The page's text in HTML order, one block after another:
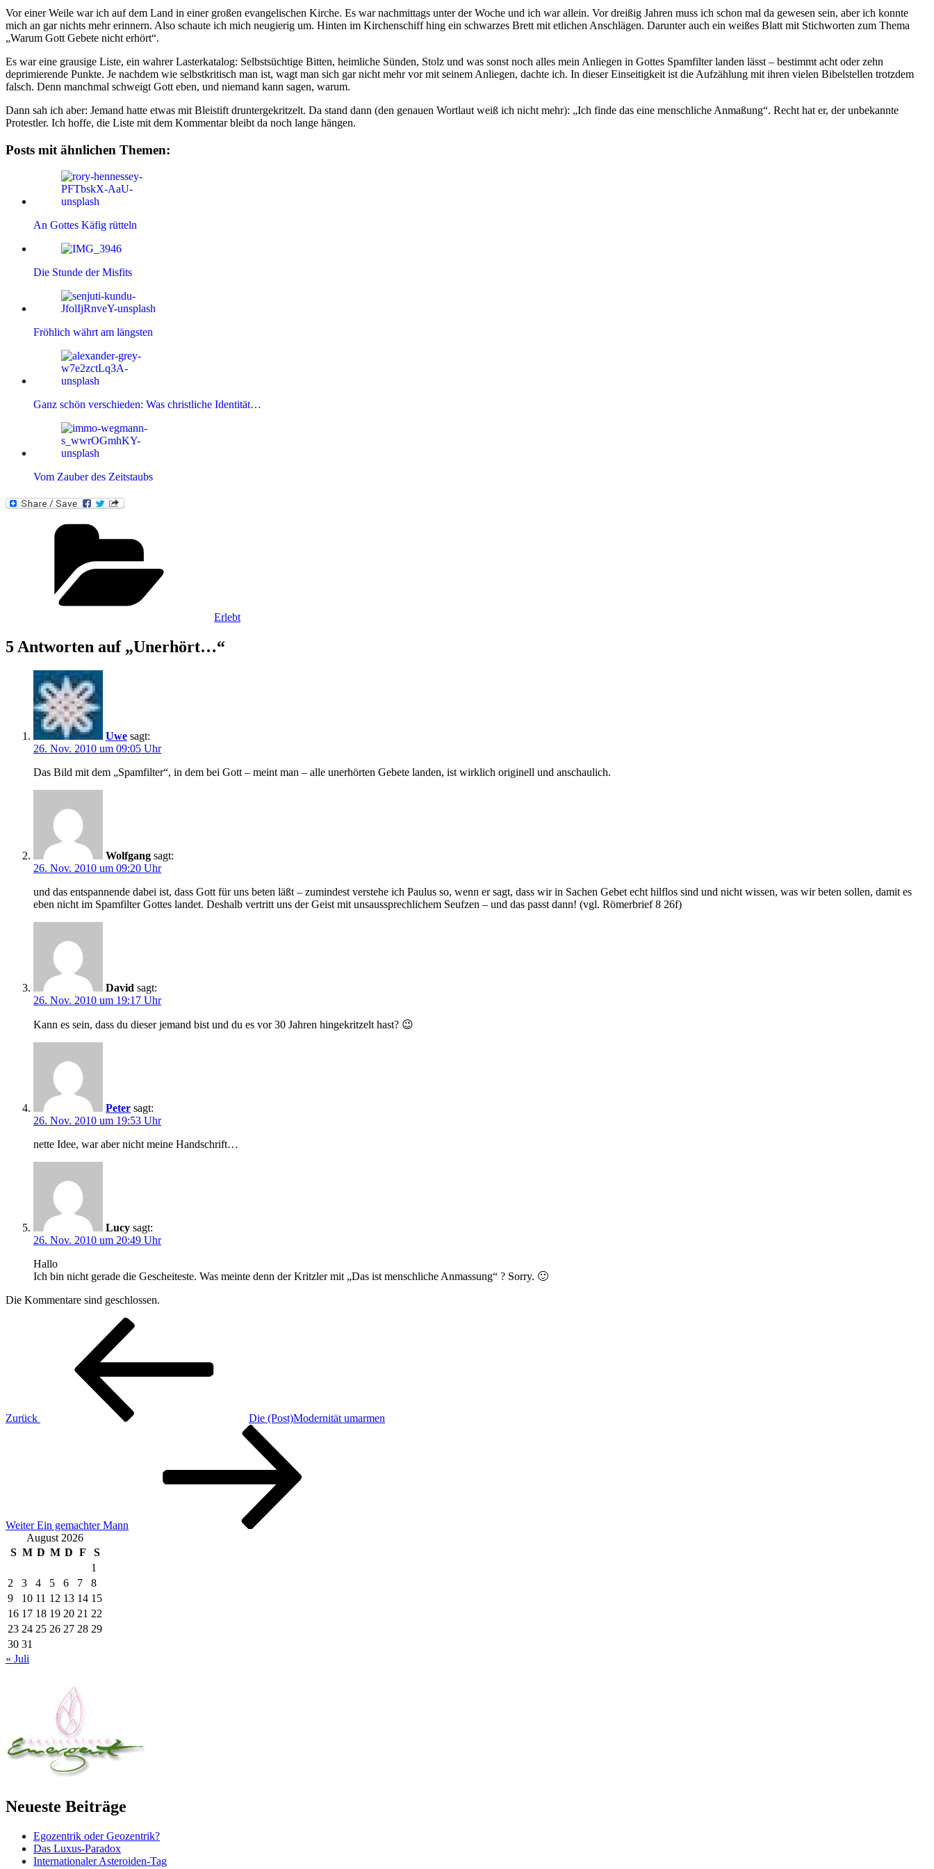
Vor einer Weile war ich auf dem Land in einer großen evangelischen Kirche. Es war nachmittags unter der Woche und ich war allein. Vor dreißig Jahren muss ich schon mal da gewesen sein, aber ich konnte
mich an gar nichts mehr erinnern. Also schaute ich mich neugierig um. Hinten im Kirchenschiff hing ein schwarzes Brett mit etlichen Anschlägen. Darunter auch ein weißes Blatt mit Stichworten zum Thema
„Warum Gott Gebete nicht erhört“.
Es war eine grausige Liste, ein wahrer Lasterkatalog: Selbstsüchtige Bitten, heimliche Sünden, Stolz und was sonst noch alles mein Anliegen in Gottes Spamfilter landen lässt – bestimmt acht oder zehn
deprimierende Punkte. Je nachdem wie selbstkritisch man ist, wagt man sich gar nicht mehr vor mit seinem Anliegen, dachte ich. In dieser Einseitigkeit ist die Aufzählung mit ihren vielen Bibelstellen trotzdem
falsch. Denn manchmal schweigt Gott eben, und niemand kann sagen, warum.
Dann sah ich aber: Jemand hatte etwas mit Bleistift druntergekritzelt. Da stand dann (den genauen Wortlaut weiß ich nicht mehr): „Ich finde das eine menschliche Anmaßung“. Recht hat er, der unbekannte
Protestler. Ich hoffe, die Liste mit dem Kommentar bleibt da noch lange hängen.
Posts mit ähnlichen Themen:
An Gottes Käfig rütteln
Die Stunde der Misfits
Fröhlich währt am längsten
Ganz schön verschieden: Was christliche Identität…
Vom Zauber des Zeitstaubs
Erlebt
5 Antworten auf „Unerhört…“
Uwe sagt:
26. Nov. 2010 um 09:05 Uhr
Das Bild mit dem „Spamfilter“, in dem bei Gott – meint man – alle unerhörten Gebete landen, ist wirklich originell und anschaulich.
Wolfgang sagt:
26. Nov. 2010 um 09:20 Uhr
und das entspannende dabei ist, dass Gott für uns beten läßt – zumindest verstehe ich Paulus so, wenn er sagt, dass wir in Sachen Gebet echt hilflos sind und nicht wissen, was wir beten sollen, damit es
eben nicht im Spamfilter Gottes landet. Deshalb vertritt uns der Geist mit unsaussprechlichem Seufzen – und das passt dann! (vgl. Römerbrief 8 26f)
David sagt:
26. Nov. 2010 um 19:17 Uhr
Kann es sein, dass du dieser jemand bist und du es vor 30 Jahren hingekritzelt hast? 😉
Peter sagt:
26. Nov. 2010 um 19:53 Uhr
nette Idee, war aber nicht meine Handschrift…
Lucy sagt:
26. Nov. 2010 um 20:49 Uhr
Hallo
Ich bin nicht gerade die Gescheiteste. Was meinte denn der Kritzler mit „Das ist menschliche Anmassung“ ? Sorry. 🙂
Die Kommentare sind geschlossen.
Beitragsnavigation
Zurück
Die (Post)Modernität umarmen
Weiter Ein gemachter Mann
August 2026
S M D M D F
S
1
2
3 4 5 6 7
8
9
10 11 12 13 14 15
16 17 18 19 20 21 22
23 24 25 26 27 28 29
30 31
« Juli
Neueste Beiträge
Egozentrik oder Geozentrik?
Das Luxus-Paradox
Internationaler Asteroiden-Tag